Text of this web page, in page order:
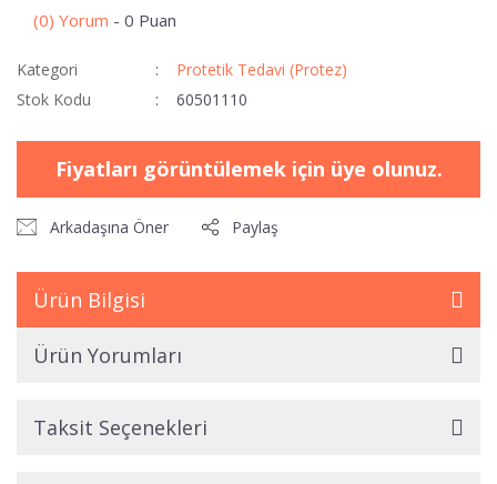
(0) Yorum - 0 Puan
Kategori
Protetik Tedavi (Protez)
Stok Kodu
60501110
Fiyatları görüntülemek için üye olunuz.
Arkadaşına Öner Paylaş
Ürün Bilgisi
Ürün Yorumları
Taksit Seçenekleri